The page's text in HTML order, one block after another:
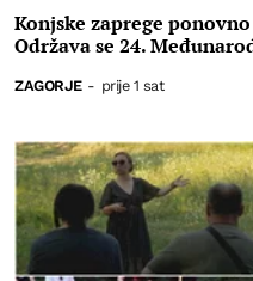
Konjske zaprege
Održava se 24.
ZAGORJE - prije 1 sat